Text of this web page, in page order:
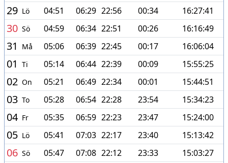
29 Lö 04:51 06:29 22:56 00:34 16:27:41
30 Sö 04:59 06:34 22:51 00:26 16:16:49
31 Må 05:06 06:39 22:45 00:17 16:06:04
01 Ti 05:14 06:44 22:39 00:09 15:55:25
02 On 05:21 06:49 22:34 00:01 15:44:51
03 To 05:28 06:54 22:28 23:54 15:34:23
04 Fr 05:35 06:59 22:23 23:47 15:24:00
05 Lö 05:41 07:03 22:17 23:40 15:13:42
06 Sö 05:47 07:08 22:12 23:33 15:03:27